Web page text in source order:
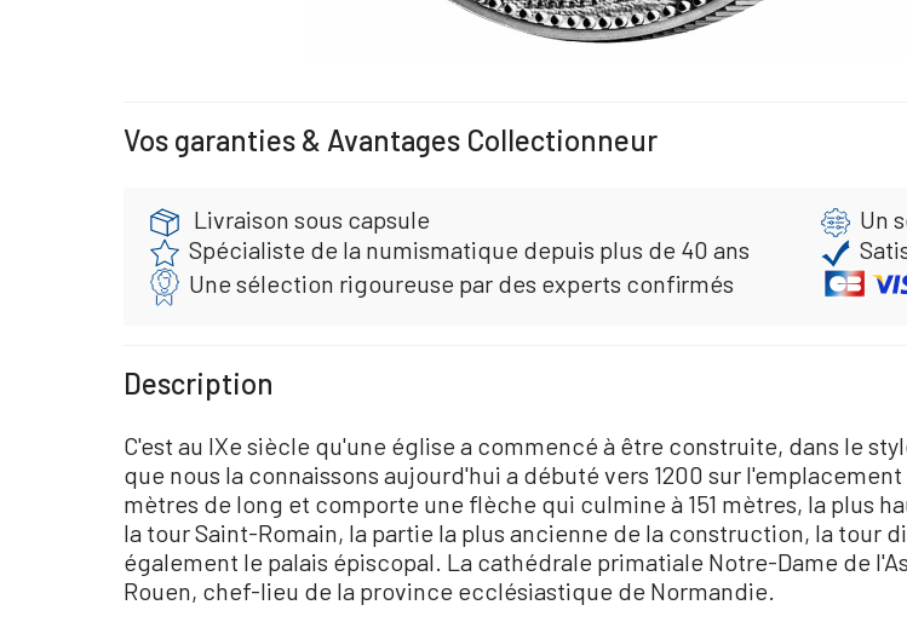
Vos garanties & Avantages Collectionneur
Livraison sous capsule
Un
Spécialiste de la numismatique depuis plus de 40 ans
Une sélection rigoureuse par des experts confirmés
Description
C'est au IXe siècle qu'une église a commencé à être construite, dans le
que nous la connaissons aujourd'hui a débuté vers 1200 sur
mètres de long et comporte une flèche qui culmine à 151 mètres, la plus
la tour Saint-Romain, la partie la plus ancienne de la construction, la tour
également le palais épiscopal. La cathédrale primatiale Notre-Dame de
Rouen, chef-lieu de la province ecclésiastique de Normandie.